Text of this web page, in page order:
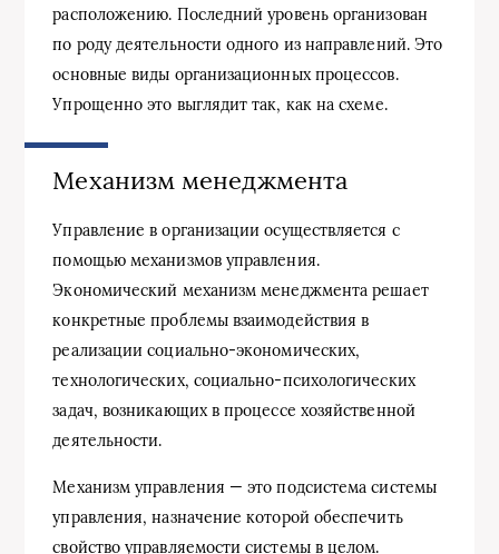
расположению. Последний уровень организован
по роду деятельности одного из направлений. Это
основные виды организационных процессов.
Упрощенно это выглядит так, как на схеме.
Механизм менеджмента
Управление в организации осуществляется с
помощью механизмов управления.
Экономический механизм менеджмента решает
конкретные проблемы взаимодействия в
реализации социально-экономических,
технологических, социально-психологических
задач, возникающих в процессе хозяйственной
деятельности.
Механизм управления — это подсистема системы
управления, назначение которой обеспечить
свойство управляемости системы в целом.